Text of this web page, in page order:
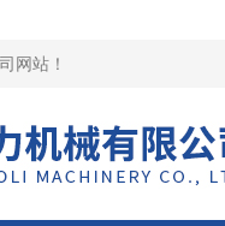
网站 ！